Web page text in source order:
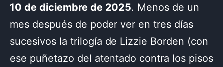
10 de diciembre de 2025. Menos de un
mes después de poder ver en tres días
sucesivos la trilogía de Lizzie Borden (con
ese puñetazo del atentado contra los pisos